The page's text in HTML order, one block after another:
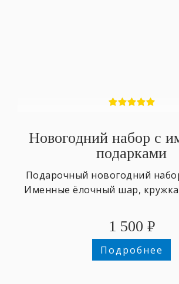
Новогодний набор с
подарками
Подарочный новогодний
Именные ёлочный шар,
1 500 ₽
Подробнее